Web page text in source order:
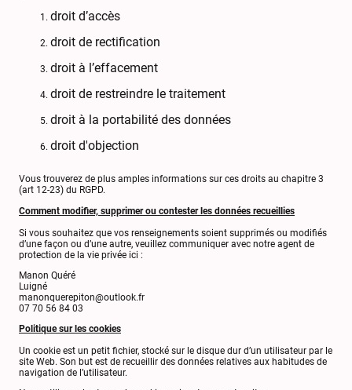
droit d’accès
droit de rectification
droit à l’effacement
droit de restreindre le traitement
droit à la portabilité des données
droit d'objection
Vous trouverez de plus amples informations sur ces droits au chapitre 3
(art 12-23) du RGPD.
Comment modifier, supprimer ou contester les données recueillies
Si vous souhaitez que vos renseignements soient supprimés ou modifiés
d’une façon ou d’une autre, veuillez communiquer avec notre agent de
protection de la vie privée ici :
Manon Quéré
Luigné
manonquerepiton@outlook.fr
07 70 56 84 03
Politique sur les cookies
Un cookie est un petit fichier, stocké sur le disque dur d’un utilisateur par le
site Web. Son but est de recueillir des données relatives aux habitudes de
navigation de l’utilisateur.